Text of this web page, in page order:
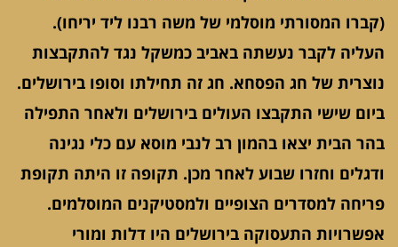
(קברו המסורתי מוסלמי של משה רבנו ליד יריחו).
העליה לקבר נעשתה באביב כמשקל נגד להתקבצות
נוצרית של חג הפסחא. חג זה תחילתו וסופו בירושלים.
ביום שישי התקבצו העולים בירושלים ולאחר התפילה
בהר הבית יצאו בהמון רב לנבי מוסא עם כלי נגינה
ודגלים וחזרו שבוע לאחר מכן. תקופה זו היתה תקופת
פריחה למסדרים הצופיים ולמסטיקנים המוסלמים.
אפשרויות התעסוקה בירושלים היו דלות ומורי